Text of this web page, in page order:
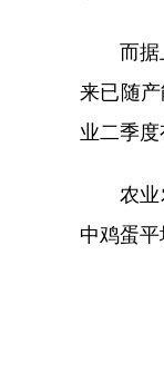
而据
来已随
业二季度
农
中鸡蛋平